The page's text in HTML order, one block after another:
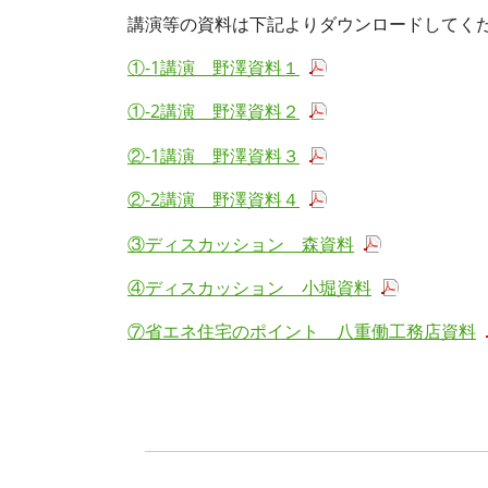
講演等の資料は下記よりダウンロードしてく
①-1講演 野澤資料１
①-2講演 野澤資料２
②-1講演 野澤資料３
②-2講演 野澤資料４
③ディスカッション 森資料
④ディスカッション 小堀資料
⑦省エネ住宅のポイント 八重働工務店資料